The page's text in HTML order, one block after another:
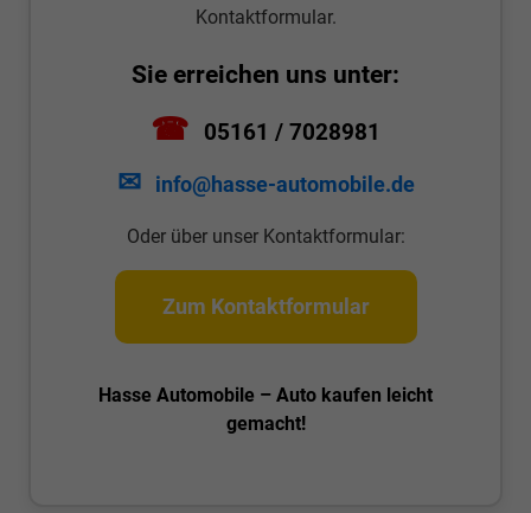
Kontaktformular.
Sie erreichen uns unter:
☎ 05161 / 7028981
✉ info@hasse-automobile.de
Oder über unser Kontaktformular:
Zum Kontaktformular
Hasse Automobile – Auto kaufen leicht
gemacht!